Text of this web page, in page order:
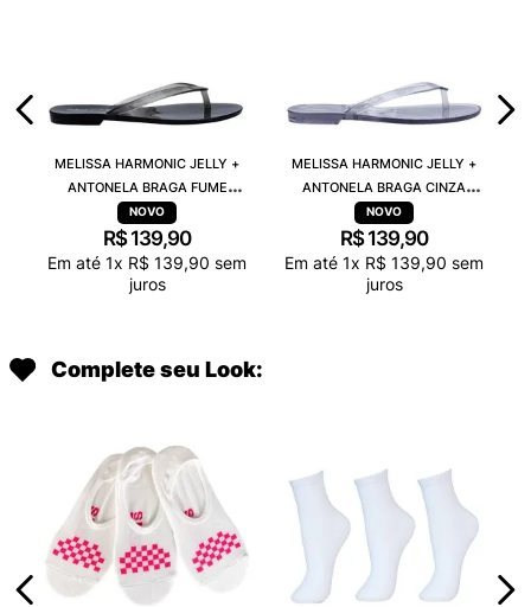
MELISSA HARMONIC JELLY +
ANTONELA BRAGA FUME
TRANSPARENTE 38263
R$ 139,90
Em até 1x R$ 139,90 sem
juros
MELISSA HARMONIC JELLY +
ANTONELA BRAGA CINZA
TRANSPARENTE 38263
R$ 139,90
Em até 1x R$ 139,90 sem
juros
Complete seu Look: